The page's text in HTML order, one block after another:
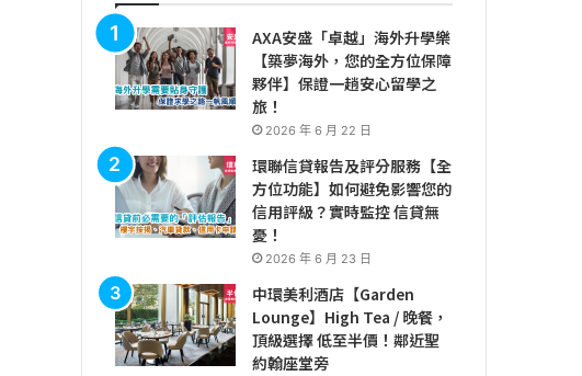
AXA安盛「卓越」海外升學樂
【築夢海外，您的全方位保障
夥伴】保證一趟安心留學之
旅！
2026 年 6 月 22 日
環聯信貸報告及評分服務【全
方位功能】如何避免影響您的
信用評級？實時監控 信貸無
憂！
2026 年 6 月 23 日
中環美利酒店【Garden
Lounge】High Tea / 晚餐，
頂級選擇 低至半價！鄰近聖
約翰座堂旁